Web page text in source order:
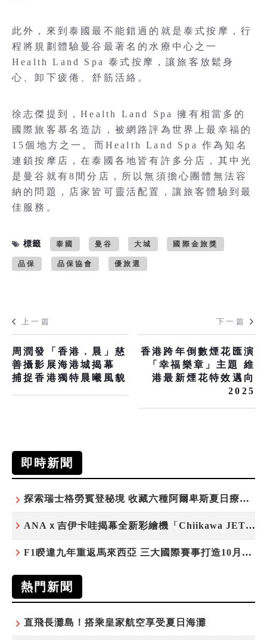
此外，來到泰國最不能錯過的就是泰式按摩，行
程將規劃體驗曼谷最著名的水療中心之一
Health Land Spa 泰式按摩，讓旅客放鬆身
心、卸下疲倦、舒筋活絡。
徐志傑提到，Health Land Spa 擁有相當多的
國際旅客慕名造訪，被網路評為世界上最幸福的
15個地方之一。而Health Land Spa 作為知名
連鎖按摩店，在泰國各地皆有許多分店，其中光
是曼谷就有8間分店，所以無須擔心團體無法容
納的問題，店家皆可靈活配置，讓旅客體驗到最
佳服務。
標籤 泰國 曼谷 大城 國際金旅獎
品保 品保協會 優旅選
上一篇
周潤發「香港．晨」慈
善攝影展海港城揭幕
捕捉香港獨特晨曦風貌
下一篇
香港跨年倒數煙花匯演
「幸福樂章」主題 維
港最新煙花特效邁向
2025
即時新聞
探索瑞士格勞賓登秘境 收藏六種阿爾卑斯夏日療癒之旅
ANAｘ吉伊卡哇揭幕全新彩繪機「Chiikawa JET」
F1睽違九年重返馬來西亞 三大國際賽事打造10月運動旅遊熱潮 賽車、自行車、路跑同週登場
熱門新聞
直飛長灘島！搭乘皇家航空享受夏日海灘